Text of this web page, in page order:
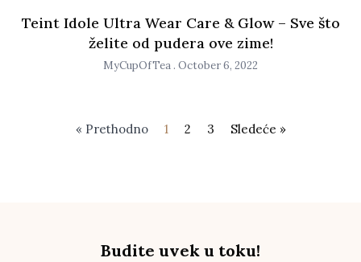
Teint Idole Ultra Wear Care & Glow – Sve što
želite od pudera ove zime!
MyCupOfTea October 6, 2022
« Prethodno 1 2 3 Sledeće »
Budite uvek u toku!